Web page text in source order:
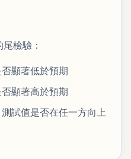
檢驗：
顯著低於預期
顯著高於預期
測試值是否在任一方向上